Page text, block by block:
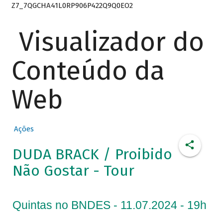
Z7_7QGCHA41L0RP906P422Q9Q0EO2
Visualizador do
Conteúdo da
Web
Ações
DUDA BRACK / Proibido
Não Gostar - Tour
Quintas no BNDES - 11.07.2024 - 19h